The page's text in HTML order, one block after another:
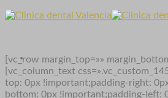
[vc_row margin_top=»»
[vc_column_text
top: 0px !important;padding-right:
bottom: 0px !important;padding-left: